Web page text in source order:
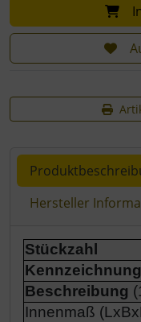
Hersteller
Stückzahl
Kennzeichnung
Beschreibung
Innenmaß